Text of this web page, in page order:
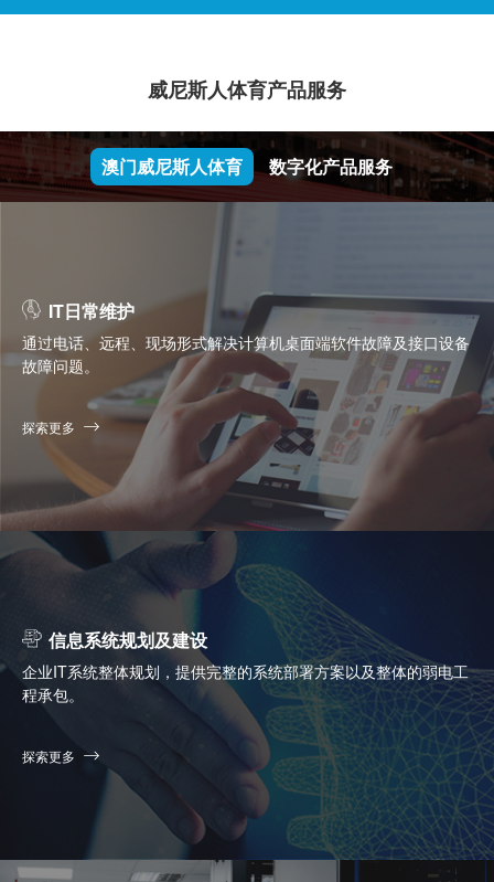
威尼斯人体育产品服务
澳门威尼斯人体育 数字化产品服务
IT日常维护
通过电话、远程、现场形式解决计算机桌面端软件故障及接口设备
故障问题。
探索更多
信息系统规划及建设
企业IT系统整体规划，提供完整的系统部署方案以及整体的弱电工
程承包。
探索更多